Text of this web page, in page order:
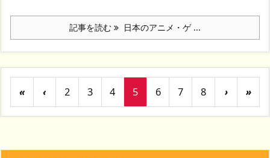
記事を読む 日本のアニメ・ゲ ...
« ‹ 2 3 4 5 6 7 8 › »